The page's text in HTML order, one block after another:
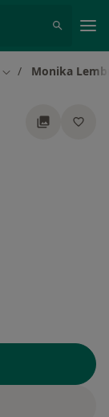
Zmień miasto
Monika